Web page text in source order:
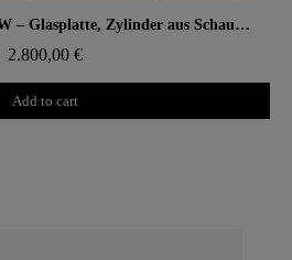
Aperçu rapide Design Couchtisch XL MW – Glasplatte, Zylinder aus Schaumstoff mit Wabenstruktur
2.800,00 €
Add to cart